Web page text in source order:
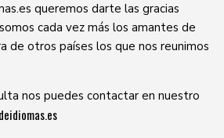
queremos darte las gracias
cada vez más los amantes de
de otros países los que nos reunimos
nos puedes contactar en nuestro